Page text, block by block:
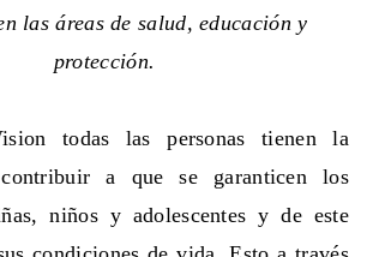
las áreas de salud, educación y
protección.
todas las personas tienen la
a que se garanticen los
niños y adolescentes y de este